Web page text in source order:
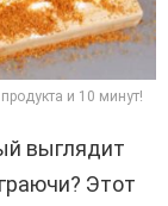
и 10 минут!
выглядит
Этот